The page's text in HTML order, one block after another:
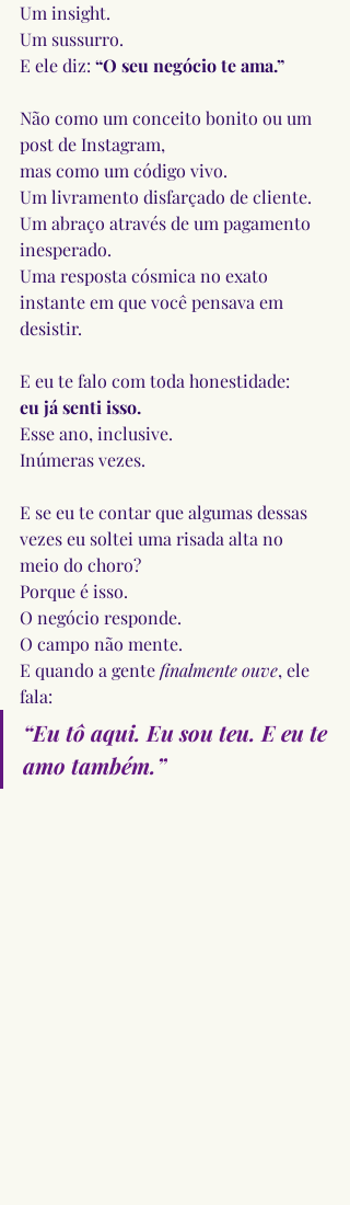
Um insight.
Um sussurro.
E ele diz: “O seu negócio te ama.”
Não como um conceito bonito ou um
post de Instagram,
mas como um código vivo.
Um livramento disfarçado de cliente.
Um abraço através de um pagamento
inesperado.
Uma resposta cósmica no exato
instante em que você pensava em
desistir.
E eu te falo com toda honestidade:
eu já senti isso.
Esse ano, inclusive.
Inúmeras vezes.
E se eu te contar que algumas dessas
vezes eu soltei uma risada alta no
meio do choro?
Porque é isso.
O negócio responde.
O campo não mente.
E quando a gente finalmente ouve, ele
fala:
“Eu tô aqui. Eu sou teu. E eu te
amo também.”